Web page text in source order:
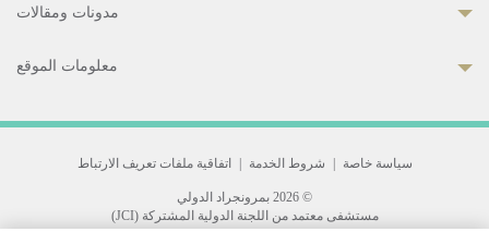
مدونات ومقالات
معلومات الموقع
سياسة خاصة شروط الخدمة اتفاقية ملفات تعريف الارتباط
© 2026 بمرونجراد الدولي
مستشفى معتمد من اللجنة الدولية المشتركة (JCI)